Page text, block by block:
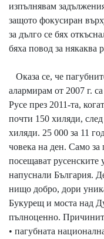
изпълнявам
защото фокусиран
за дълго се бях
бяха повод за някаква
Оказа се, че
алармирам от 2007 г.
Русе през 2011-та,
почти 150 хиляди,
хиляди. 25 000 за 11
човека на ден. Само
посещават русенските
напуснали България.
нищо добро, дори
Букурещ и моста над
пълноценно.
• пагубната